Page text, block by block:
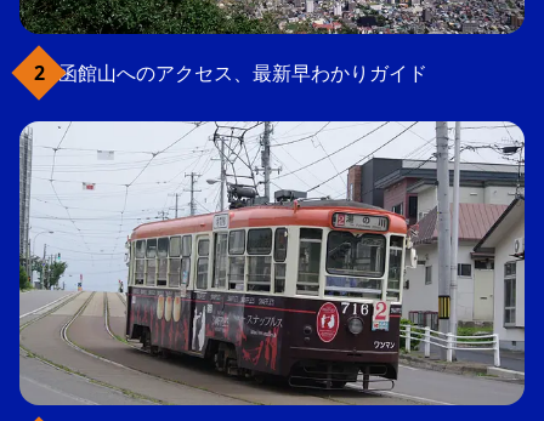
函館山へのアクセス、最新早わかりガイド